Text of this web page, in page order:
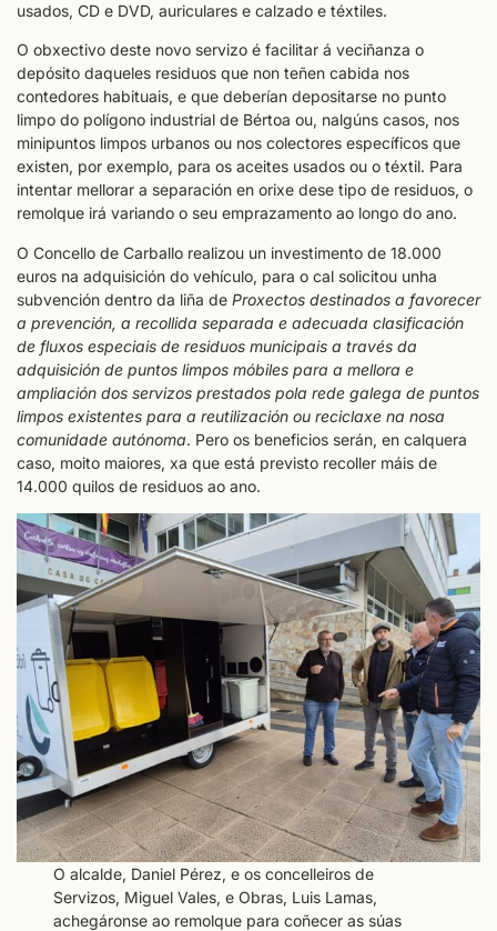
usados, CD e DVD, auriculares e calzado e téxtiles.
O obxectivo deste novo servizo é facilitar á veciñanza o
depósito daqueles residuos que non teñen cabida nos
contedores habituais, e que deberían depositarse no punto
limpo do polígono industrial de Bértoa ou, nalgúns casos, nos
minipuntos limpos urbanos ou nos colectores específicos que
existen, por exemplo, para os aceites usados ou o téxtil. Para
intentar mellorar a separación en orixe dese tipo de residuos, o
remolque irá variando o seu emprazamento ao longo do ano.
O Concello de Carballo realizou un investimento de 18.000
euros na adquisición do vehículo, para o cal solicitou unha
subvención dentro da liña de Proxectos destinados a favorecer
a prevención, a recollida separada e adecuada clasificación
de fluxos especiais de residuos municipais a través da
adquisición de puntos limpos móbiles para a mellora e
ampliación dos servizos prestados pola rede galega de puntos
limpos existentes para a reutilización ou reciclaxe na nosa
comunidade autónoma. Pero os beneficios serán, en calquera
caso, moito maiores, xa que está previsto recoller máis de
14.000 quilos de residuos ao ano.
O alcalde, Daniel Pérez, e os concelleiros de
Servizos, Miguel Vales, e Obras, Luis Lamas,
achegáronse ao remolque para coñecer as súas